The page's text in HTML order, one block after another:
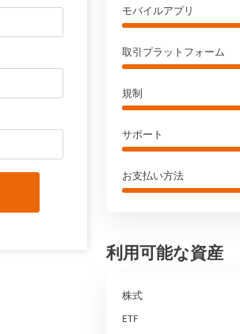
モバイルアプリ
取引プラットフォーム
規制
サポート
お支払い方法
利用可能な資産
株式
ETF